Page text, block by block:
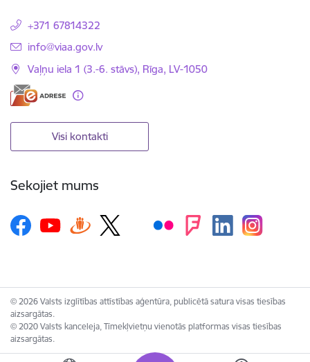
+371 67814322
E-pasts:
info@viaa.gov.lv
Vaļņu iela 1 (3.-6. stāvs), Rīga, LV-1050
Visi kontakti
Sekojiet mums
© 2026 Valsts izglītības attīstības aģentūra, publicētā satura visas tiesības
aizsargātas.
© 2020 Valsts kanceleja, Tīmekļvietņu vienotās platformas visas tiesības
aizsargātas.